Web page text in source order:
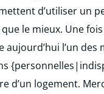
d’utiliser un
le mieux. Une
aujourd’hui l’un
d’un logement.